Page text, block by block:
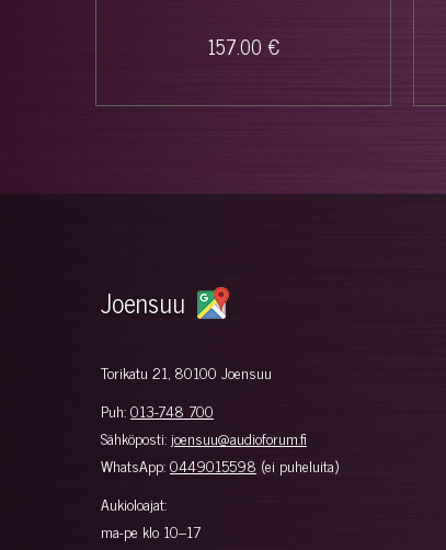
157.00 €
Joensuu
Torikatu 21, 80100 Joensuu
Puh:013-748 700
Sähköposti: joensuu@audioforum.fi
WhatsApp:0449015598 (ei puheluita)
Aukioloajat:
ma-pe klo 10–17